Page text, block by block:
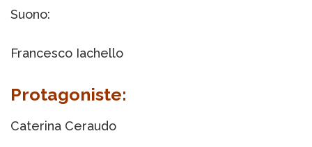
Suono:
Francesco Iachello
Protagoniste:
Caterina Ceraudo